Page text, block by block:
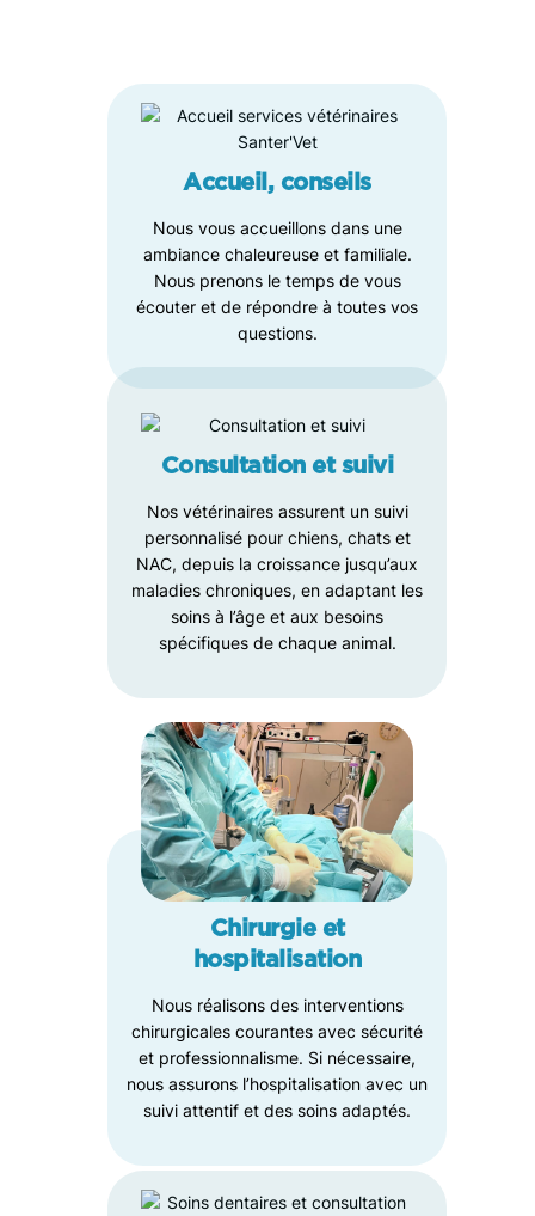
Accueil, conseils
Nous vous accueillons dans une
ambiance chaleureuse et familiale.
Nous prenons le temps de vous
écouter et de répondre à toutes vos
questions.
Consultation et suivi
Nos vétérinaires assurent un suivi
personnalisé pour chiens, chats et
NAC, depuis la croissance jusqu’aux
maladies chroniques, en adaptant les
soins à l’âge et aux besoins
spécifiques de chaque animal.
Chirurgie et
hospitalisation
Nous réalisons des interventions
chirurgicales courantes avec sécurité
et professionnalisme. Si nécessaire,
nous assurons l’hospitalisation avec un
suivi attentif et des soins adaptés.